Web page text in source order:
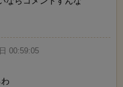
00:59:05